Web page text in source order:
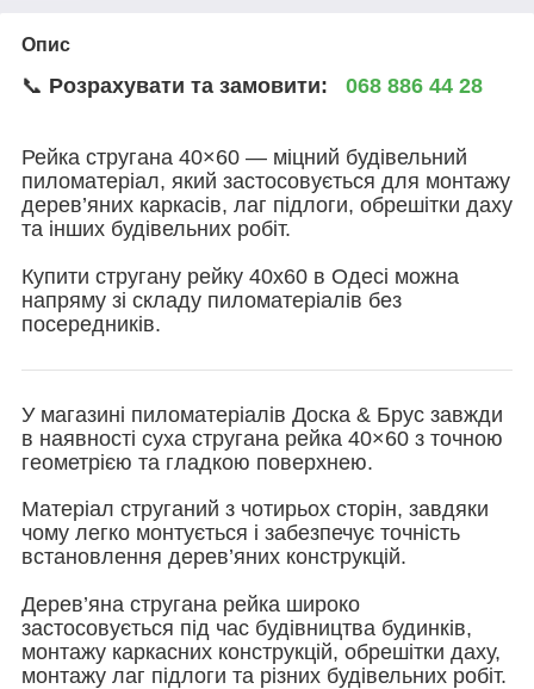
Опис
📞 Розрахувати та замовити: 068 886 44 28
Рейка стругана 40×60 — міцний будівельний
пиломатеріал, який застосовується для монтажу
дерев’яних каркасів, лаг підлоги, обрешітки даху
та інших будівельних робіт.
Купити стругану рейку 40х60 в Одесі можна
напряму зі складу пиломатеріалів без
посередників.
У магазині пиломатеріалів Доска & Брус завжди
в наявності суха стругана рейка 40×60 з точною
геометрією та гладкою поверхнею.
Матеріал струганий з чотирьох сторін, завдяки
чому легко монтується і забезпечує точність
встановлення дерев’яних конструкцій.
Дерев’яна стругана рейка широко
застосовується під час будівництва будинків,
монтажу каркасних конструкцій, обрешітки даху,
монтажу лаг підлоги та різних будівельних робіт.